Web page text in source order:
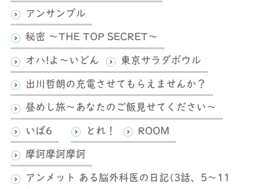
アンサンブル
秘密 ～THE TOP SECRET～
オハ!よ～いどん 東京サラダボウル
出川哲朗の充電させてもらえませんか？
昼めし旅～あなたのご飯見せてください～
いば6 とれ！ ROOM
摩訶摩訶摩訶
アンメット ある脳外科医の日記(3話、5～11